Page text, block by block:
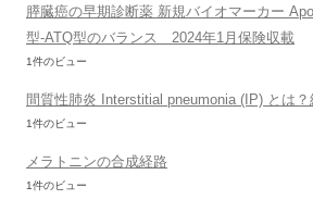
膵臓癌の早期診断薬 新規バイオマーカー
型-ATQ型のバランス 2024年1月保険収載
1件のビュー
間質性肺炎 Interstitial pneumonia (IP) とは
1件のビュー
メラトニンの合成経路
1件のビュー